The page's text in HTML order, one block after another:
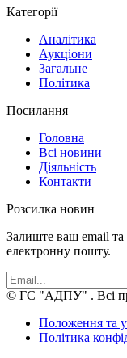
Категорії
Аналітика
Аукціони
Загальне
Політика
Посилання
Головна
Всі новини
Діяльність
Контакти
Розсилка новин
Залиште ваш email
електронну пошту.
© ГС "АДПУ" . Всі
Положення та
Політика